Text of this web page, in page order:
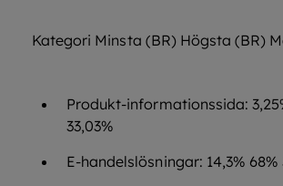
Kategori Minsta (BR) Högsta (BR)
Produkt-informationssida:
33,03%
E-handelslösningar: 14,3% 68%